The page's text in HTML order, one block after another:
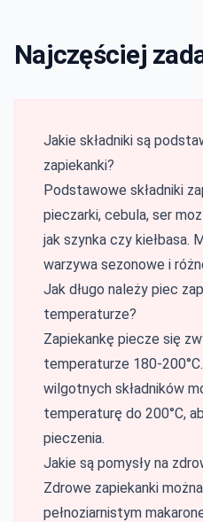
Najczęściej
Jakie składniki są
zapiekanki?
Podstawowe składniki
pieczarki, cebula, ser
jak szynka czy kiełbasa.
warzywa sezonowe i
Jak długo należy piec
temperaturze?
Zapiekankę piecze się
temperaturze 180-
wilgotnych składników
temperaturę do 200°C,
pieczenia.
Jakie są pomysły na
Zdrowe zapiekanki
pełnoziarnistym